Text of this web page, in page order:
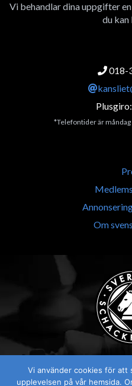
Vi behandlar dina uppgifter
du kan
018-
*Telefontider är
Om
Vi använder cookies för att
upplevelsen på vår hemsida.